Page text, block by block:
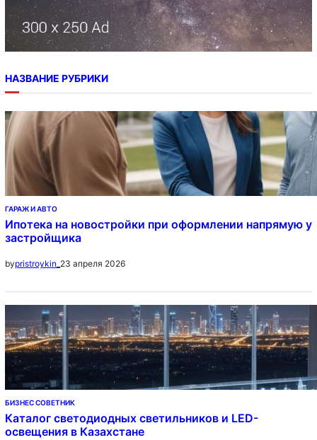
НАЗВАНИЕ РУБРИКИ
ГАРАЖ И АВТО
Ипотека на новостройки при оформлении напрямую у
застройщика
bypristroykin_ 23 апреля 2026
БИЗНЕС СОВЕТНИК
Каталог светодиодных светильников и LED-
освещения в Казахстане